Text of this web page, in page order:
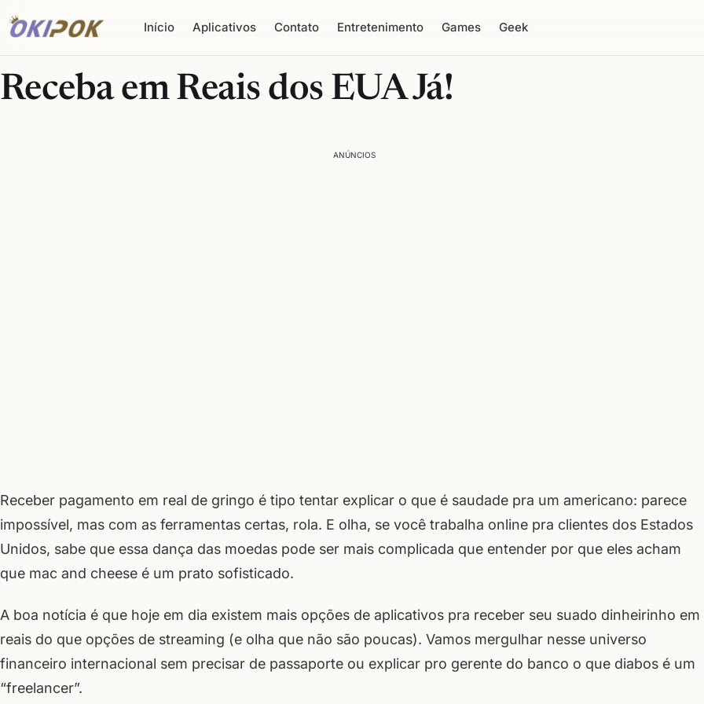
Início Aplicativos Contato Entretenimento Games Geek
Receba em Reais dos EUA Já!
ANÚNCIOS
Receber pagamento em real de gringo é tipo tentar explicar o que é saudade pra um americano: parece
impossível, mas com as ferramentas certas, rola. E olha, se você trabalha online pra clientes dos Estados
Unidos, sabe que essa dança das moedas pode ser mais complicada que entender por que eles acham
que mac and cheese é um prato sofisticado.
A boa notícia é que hoje em dia existem mais opções de aplicativos pra receber seu suado dinheirinho em
reais do que opções de streaming (e olha que não são poucas). Vamos mergulhar nesse universo
financeiro internacional sem precisar de passaporte ou explicar pro gerente do banco o que diabos é um
“freelancer”.